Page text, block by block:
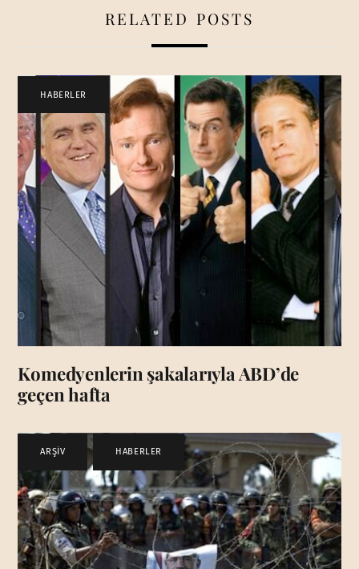
RELATED POSTS
HABERLER
Komedyenlerin şakalarıyla ABD’de
geçen hafta
ARŞİV , HABERLER